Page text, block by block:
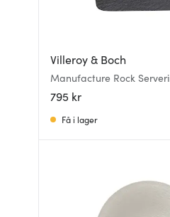
Villeroy & Boch
Manufacture Rock
Svart
795 kr
Få i lager